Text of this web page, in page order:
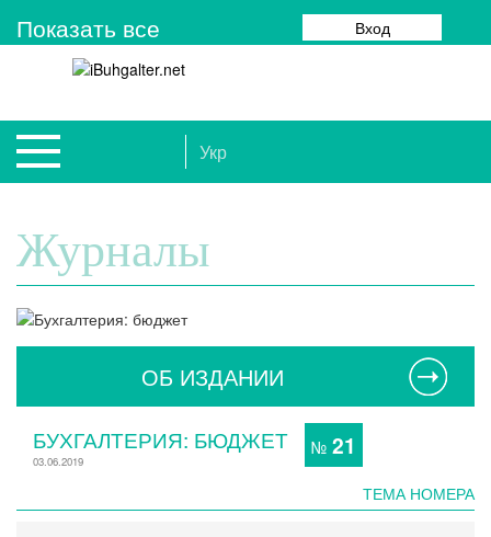
Показать все Вход
Укр
Журналы
ОБ ИЗДАНИИ
БУХГАЛТЕРИЯ: БЮДЖЕТ
03.06.2019
№ 21
ТЕМА НОМЕРА